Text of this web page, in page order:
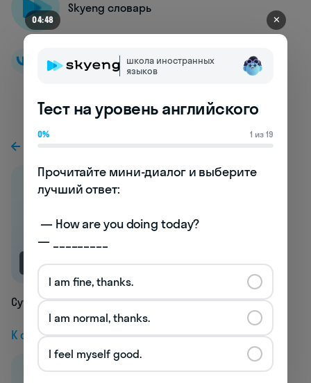
Skyeng словарь
NEW
Cytopathology
К следующей статье
04:43 ✕
школа иностранных
языков
Тест на уровень английского
0% 1 из 19
Прочитайте мини-диалог и выберите
лучший ответ:
— _________
I am fine, thanks.
I am normal, thanks.
I feel myself good.